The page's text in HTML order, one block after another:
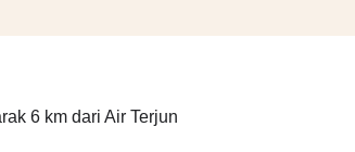
6 km dari Air Terjun